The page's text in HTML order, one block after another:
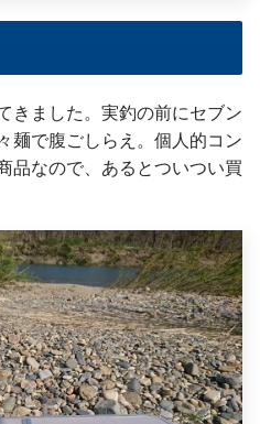
きました。実釣の前にセブン
麺で腹ごしらえ。個人的コン
品なので、あるとついつい買